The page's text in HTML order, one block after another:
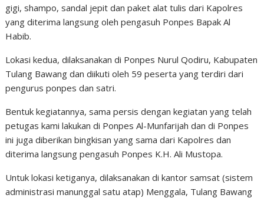
gigi, shampo, sandal jepit dan paket alat tulis dari Kapolres
yang diterima langsung oleh pengasuh Ponpes Bapak Al
Habib.
Lokasi kedua, dilaksanakan di Ponpes Nurul Qodiru, Kabupaten
Tulang Bawang dan diikuti oleh 59 peserta yang terdiri dari
pengurus ponpes dan satri.
Bentuk kegiatannya, sama persis dengan kegiatan yang telah
petugas kami lakukan di Ponpes Al-Munfarijah dan di Ponpes
ini juga diberikan bingkisan yang sama dari Kapolres dan
diterima langsung pengasuh Ponpes K.H. Ali Mustopa.
Untuk lokasi ketiganya, dilaksanakan di kantor samsat (sistem
administrasi manunggal satu atap) Menggala, Tulang Bawang